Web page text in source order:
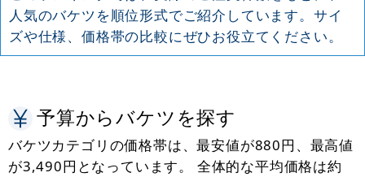
人気のバケツを順位形式でご紹介しています。サイ
ズや仕様、価格帯の比較にぜひお役立てください。
予算からバケツを探す
バケツカテゴリの価格帯は、最安値が880円、最高値
が3,490円となっています。 全体的な平均価格は約